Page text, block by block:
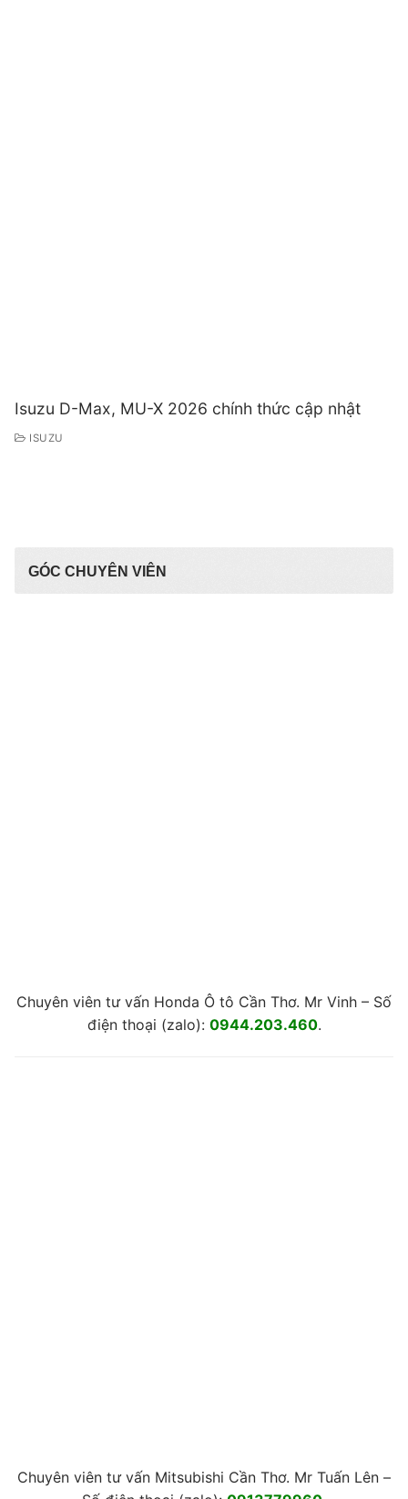
Isuzu D-Max, MU-X 2026 chính thức cập nhật
ISUZU
GÓC CHUYÊN VIÊN
Chuyên viên tư vấn Honda Ô tô Cần Thơ. Mr Vinh – Số
điện thoại (zalo): 0944.203.460.
Chuyên viên tư vấn Mitsubishi Cần Thơ. Mr Tuấn Lên –